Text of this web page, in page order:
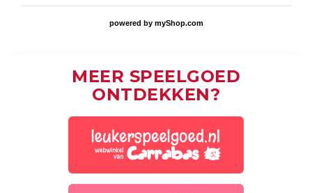
powered by myShop.com
MEER SPEELGOED
ONTDEKKEN?